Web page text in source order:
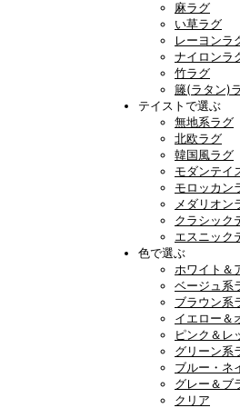
麻ラグ
い草ラグ
レーヨンラ
ナイロンラ
竹ラグ
籐(ラタン)
テイストで選ぶ
無地系ラグ
北欧ラグ
韓国風ラグ
モダンテイ
モロッカン
メダリオン
クラシック
エスニック
色で選ぶ
ホワイト＆
ベージュ系
ブラウン系
イエロー＆
ピンク＆レ
グリーン系
ブルー・ネ
グレー＆ブ
クリア